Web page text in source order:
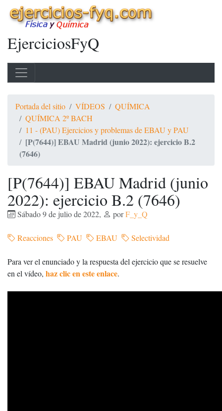
EjerciciosFyQ
Portada del sitio VÍDEOS
QUÍMICA
QUÍMICA 2º BACH
11 - (PAU) Ejercicios y problemas de EBAU y PAU
[P(7644)] EBAU Madrid (junio 2022): ejercicio B.2
(7646)
[P(7644)] EBAU Madrid (junio
2022): ejercicio B.2 (7646)
Sábado 9 de julio de 2022, porF_y_Q
Reacciones PAU EBAU Selectividad
Para ver el enunciado y la respuesta del ejercicio que se resuelve
en el vídeo, haz clic en este enlace.